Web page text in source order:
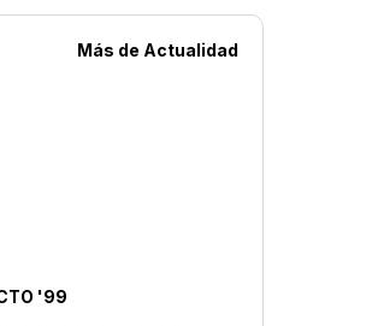
Más de Actualidad
'99